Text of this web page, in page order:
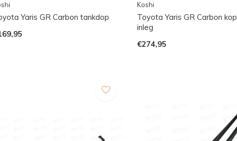
Yaris GR Carbon tankdop
Koshi
Toyota Yaris GR Carbon
inleg
€274,95